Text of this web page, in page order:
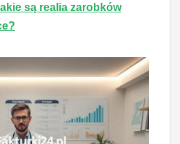
są realia zarobków